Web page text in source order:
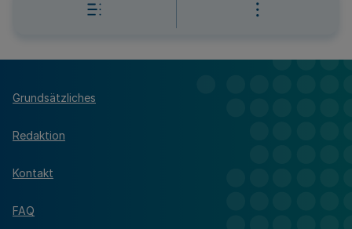
Grundsätzliches
Redaktion
Kontakt
FAQ